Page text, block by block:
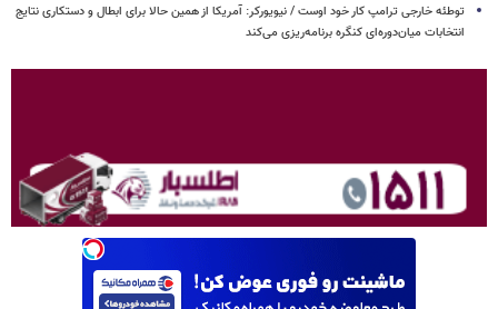
توطئه خارجی ترامپ کار خود اوست / نیویورکر: آمریکا از همین حالا برای ابطال و دستکاری نتایج
انتخابات میان‌دوره‌ای کنگره برنامه‌ریزی می‌کند